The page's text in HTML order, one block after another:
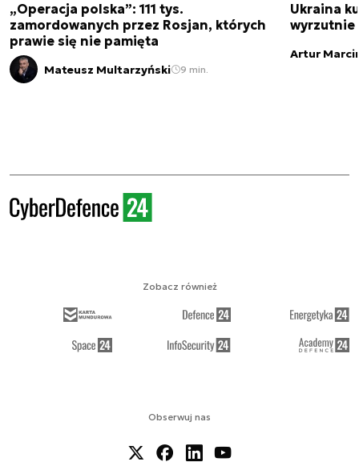
„Operacja polska”: 111 tys.
zamordowanych przez Rosjan, których
prawie się nie pamięta
Mateusz Multarzyński 9 min.
Ukraina
wyrzutnie
Artur
Obserwuj nas
Zobacz również